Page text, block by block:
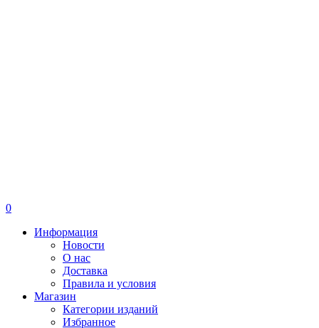
0
Информация
Новости
О нас
Доставка
Правила и условия
Магазин
Категории изданий
Избранное